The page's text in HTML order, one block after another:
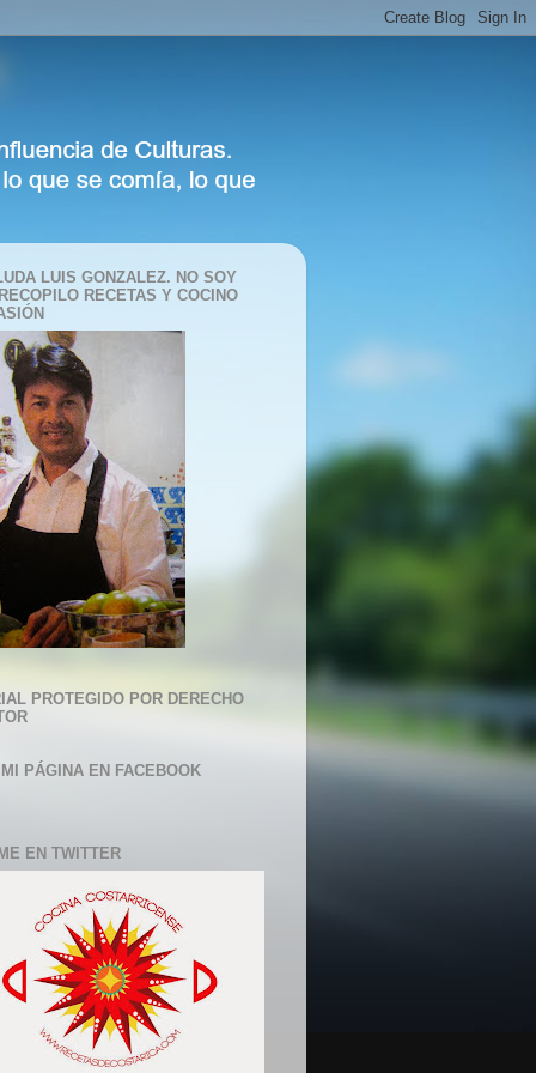
LUIS GONZALEZ. NO SOY
RECETAS Y COCINO
PROTEGIDO POR DERECHO
PÁGINA EN FACEBOOK
EN TWITTER